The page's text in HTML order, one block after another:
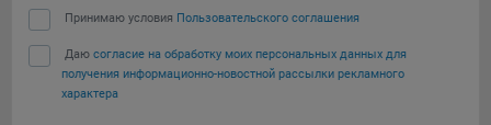
Принимаю условия Пользовательского соглашения
Даю согласие на обработку моих персональных данных для
получения информационно-новостной рассылки рекламного
характера